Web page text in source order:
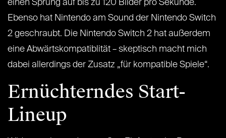
einen Sprung auf bis zu 120 Bilder pro Sekunde.
Ebenso hat Nintendo am Sound der Nintendo Switch
2 geschraubt. Die Nintendo Switch 2 hat außerdem
eine Abwärtskompatiblität – skeptisch macht mich
dabei allerdings der Zusatz „für kompatible Spiele“.
Ernüchterndes Start-
Lineup